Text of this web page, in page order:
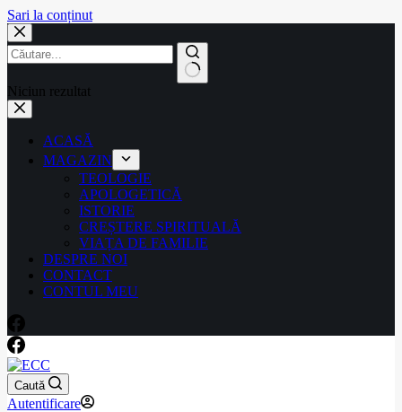
Sari la conținut
Niciun rezultat
ACASĂ
MAGAZIN
TEOLOGIE
APOLOGETICĂ
ISTORIE
CREȘTERE SPIRITUALĂ
VIAȚA DE FAMILIE
DESPRE NOI
CONTACT
CONTUL MEU
Caută
Autentificare